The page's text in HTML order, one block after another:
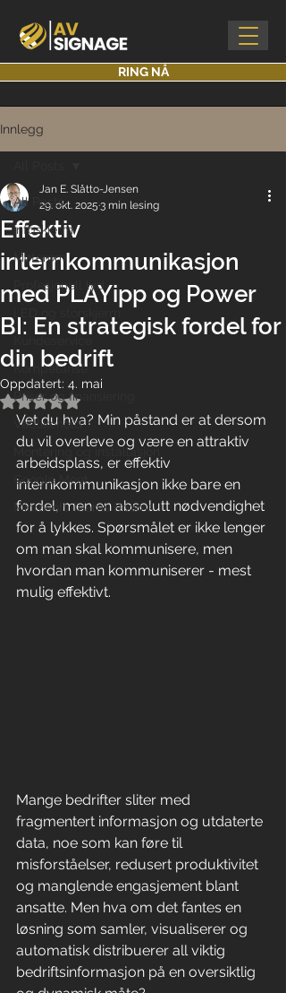
RING NÅ
Innlegg
All Posts
Infoskjerm
Møterom
Profesjonell lyd
Kompetanse
Priser og finansiering
Vedlikehold
Montering og installasjon
Google Meet
Microsoft Teams Rooms
Effektiv
internkommunikasjon
med PLAYipp og Power
BI: En strategisk fordel for
din bedrift
Jan E. Slåtto-Jensen
29. okt. 2025 3 min lesing
Oppdatert: 4. mai
Gitt NaN av 5 stjerner.
Vet du hva? Min påstand er at dersom
du vil overleve og være en attraktiv
arbeidsplass, er effektiv
internkommunikasjon ikke bare en
fordel, men en absolutt nødvendighet
for å lykkes. Spørsmålet er ikke lenger
om man skal kommunisere, men
hvordan man kommuniserer - mest
mulig effektivt.
Mange bedrifter sliter med
fragmentert informasjon og utdaterte
data, noe som kan føre til
misforståelser, redusert produktivitet
og manglende engasjement blant
ansatte. Men hva om det fantes en
løsning som samler, visualiserer og
automatisk distribuerer all viktig
bedriftsinformasjon på en oversiktlig